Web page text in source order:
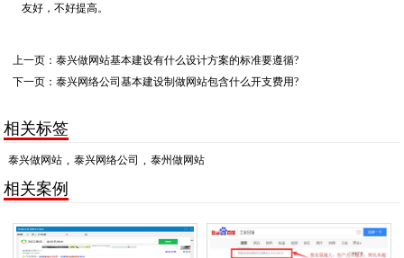
友好，不好提高。
上一页：泰兴做网站基本建设有什么设计方案的标准要遵循?
下一页：泰兴网络公司基本建设制做网站包含什么开支费用?
相关标签
泰兴做网站 , 泰兴网络公司 , 泰州做网站
相关案例